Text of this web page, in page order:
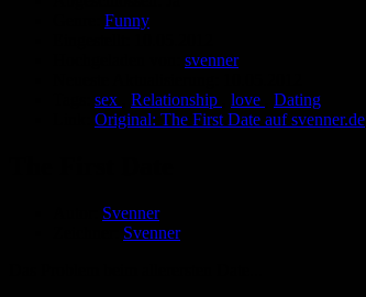
Funny
svenner
sex Relationship love
Dating
Original: The First Date auf svenner.de
Svenner
Svenner